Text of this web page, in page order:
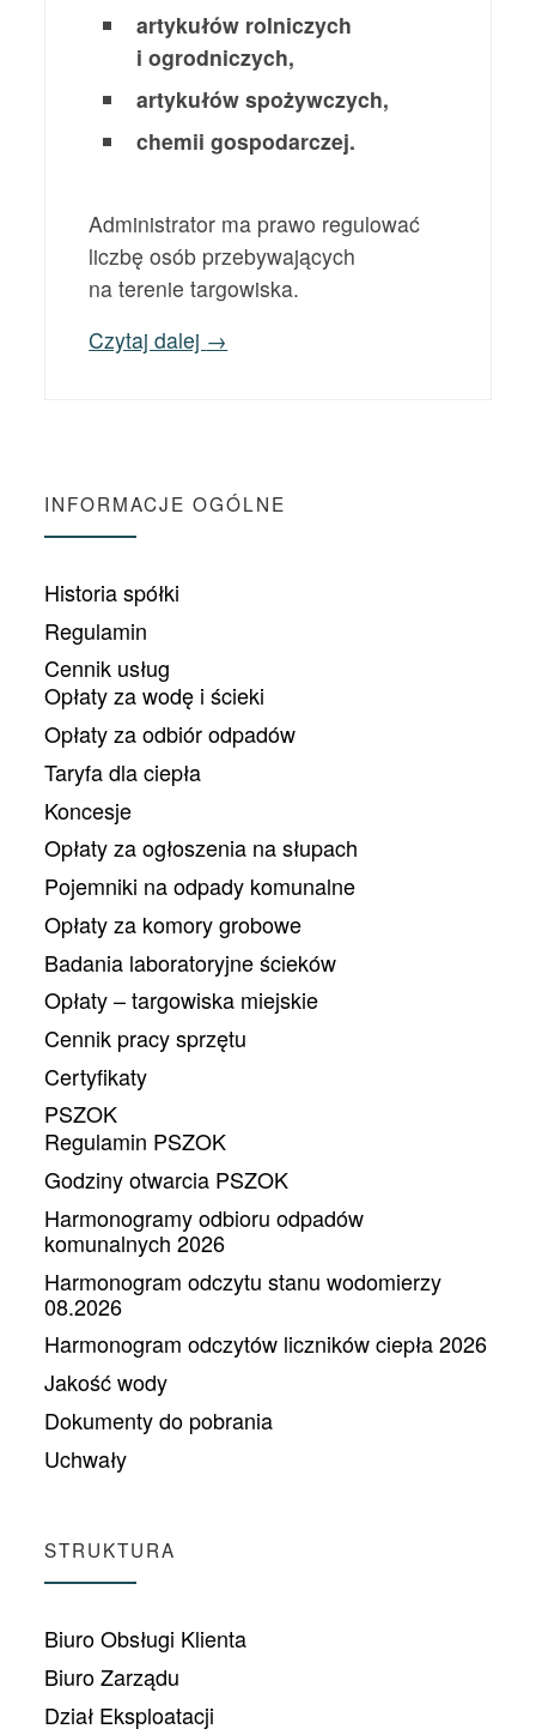
artykułów rolniczych
i ogrodniczych,
artykułów spożywczych,
chemii gospodarczej.
Administrator ma prawo regulować
liczbę osób przebywających
na terenie targowiska.
Czytaj dalej →
INFORMACJE OGÓLNE
Historia spółki
Regulamin
Cennik usług
Opłaty za wodę i ścieki
Opłaty za odbiór odpadów
Taryfa dla ciepła
Koncesje
Opłaty za ogłoszenia na słupach
Pojemniki na odpady komunalne
Opłaty za komory grobowe
Badania laboratoryjne ścieków
Opłaty – targowiska miejskie
Cennik pracy sprzętu
Certyfikaty
PSZOK
Regulamin PSZOK
Godziny otwarcia PSZOK
Harmonogramy odbioru odpadów
komunalnych 2026
Harmonogram odczytu stanu wodomierzy
08.2026
Harmonogram odczytów liczników ciepła 2026
Jakość wody
Dokumenty do pobrania
Uchwały
STRUKTURA
Biuro Obsługi Klienta
Biuro Zarządu
Dział Eksploatacji